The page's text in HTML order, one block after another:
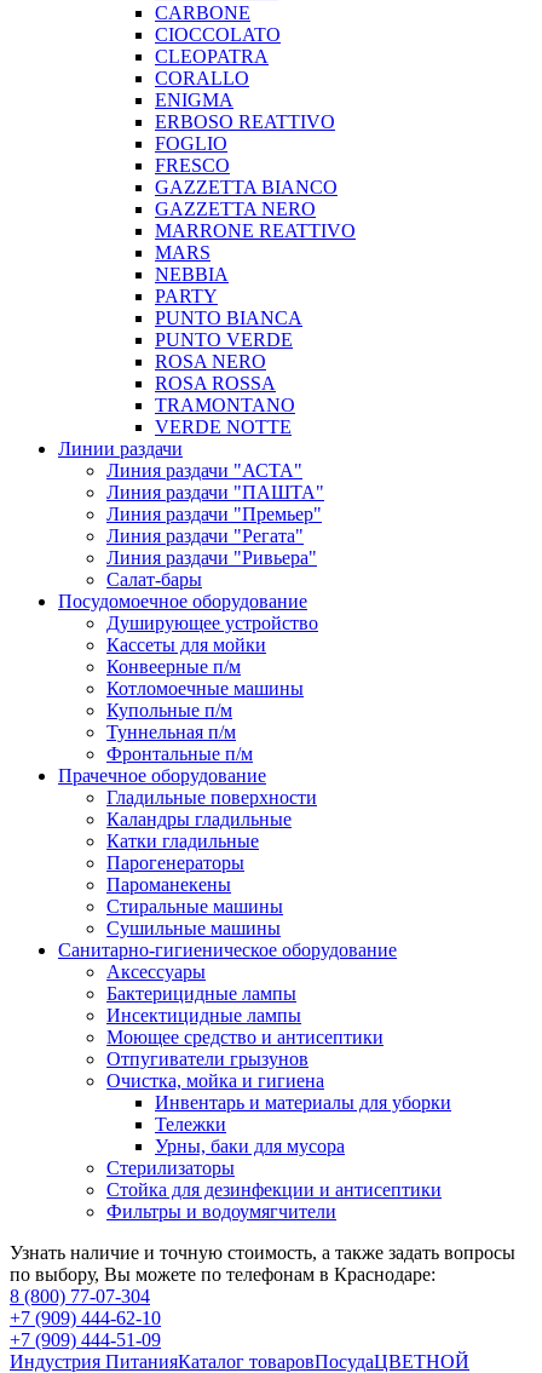
CARBONE
CIOCCOLATO
CLEOPATRA
CORALLO
ENIGMA
ERBOSO REATTIVO
FOGLIO
FRESCO
GAZZETTA BIANCO
GAZZETTA NERO
MARRONE REATTIVO
MARS
NEBBIA
PARTY
PUNTO BIANCA
PUNTO VERDE
ROSA NERO
ROSA ROSSA
TRAMONTANO
VERDE NOTTE
Линии раздачи
Линия раздачи "АСТА"
Линия раздачи "ПАШТА"
Линия раздачи "Премьер"
Линия раздачи "Регата"
Линия раздачи "Ривьера"
Салат-бары
Посудомоечное оборудование
Душирующее устройство
Кассеты для мойки
Конвеерные п/м
Котломоечные машины
Купольные п/м
Туннельная п/м
Фронтальные п/м
Прачечное оборудование
Гладильные поверхности
Каландры гладильные
Катки гладильные
Парогенераторы
Пароманекены
Стиральные машины
Сушильные машины
Санитарно-гигиеническое оборудование
Аксессуары
Бактерицидные лампы
Инсектицидные лампы
Моющее средство и антисептики
Отпугиватели грызунов
Очистка, мойка и гигиена
Инвентарь и материалы для уборки
Тележки
Урны, баки для мусора
Стерилизаторы
Стойка для дезинфекции и антисептики
Фильтры и водоумягчители
Узнать наличие и точную стоимость, а также задать вопросы
по выбору, Вы можете по телефонам в Краснодаре:
8 (800) 77-07-304
+7 (909) 444-62-10
+7 (909) 444-51-09
Индустрия ПитанияКаталог товаровПосудаЦВЕТНОЙ